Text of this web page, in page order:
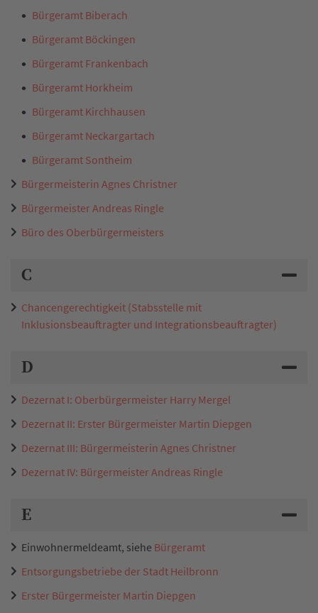
Bürgeramt Biberach
Bürgeramt Böckingen
Bürgeramt Frankenbach
Bürgeramt Horkheim
Bürgeramt Kirchhausen
Bürgeramt Neckargartach
Bürgeramt Sontheim
Bürgermeisterin Agnes Christner
Bürgermeister Andreas Ringle
Büro des Oberbürgermeisters
C
Chancengerechtigkeit (Stabsstelle mit
Inklusionsbeauftragter und Integrationsbeauftragter)
D
Dezernat I: Oberbürgermeister Harry Mergel
Dezernat II: Erster Bürgermeister Martin Diepgen
Dezernat III: Bürgermeisterin Agnes Christner
Dezernat IV: Bürgermeister Andreas Ringle
E
Einwohnermeldeamt, siehe Bürgeramt
Entsorgungsbetriebe der Stadt Heilbronn
Erster Bürgermeister Martin Diepgen